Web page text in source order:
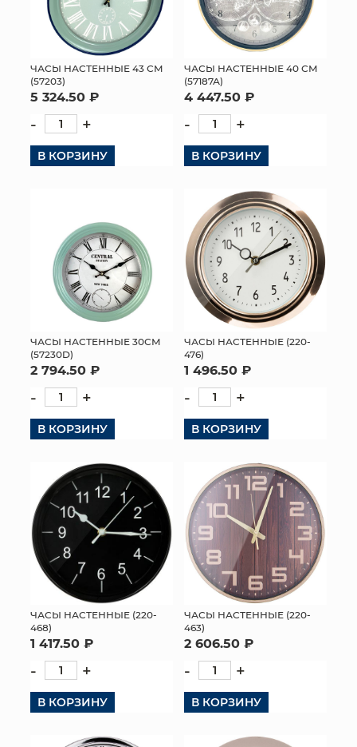
ЧАСЫ НАСТЕННЫЕ 43 СМ
(57203)
5 324.50 ₽
- +
В КОРЗИНУ
ЧАСЫ НАСТЕННЫЕ 40 СМ
(57187А)
4 447.50 ₽
- +
В КОРЗИНУ
ЧАСЫ НАСТЕННЫЕ 30СМ
(57230D)
2 794.50 ₽
- +
В КОРЗИНУ
ЧАСЫ НАСТЕННЫЕ (220-
476)
1 496.50 ₽
- +
В КОРЗИНУ
ЧАСЫ НАСТЕННЫЕ (220-
468)
1 417.50 ₽
- +
В КОРЗИНУ
ЧАСЫ НАСТЕННЫЕ (220-
463)
2 606.50 ₽
- +
В КОРЗИНУ